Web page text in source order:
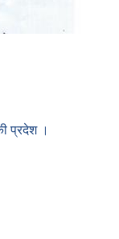
प्रदेश ।